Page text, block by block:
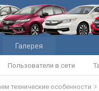
Пользователи в сети
Галерея
технические особенности